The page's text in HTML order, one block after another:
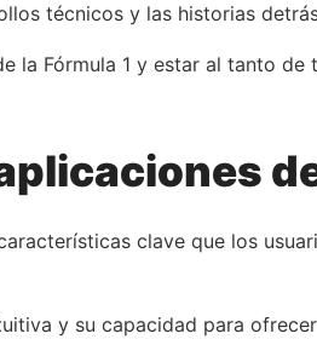
técnicos y las historias
la Fórmula 1 y estar al tanto
clave que los
y su capacidad para